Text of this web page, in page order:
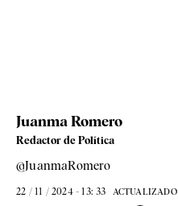
Juanma Romero
Redactor de Política
@JuanmaRomero
22 / 11 / 2024 - 13: 33 ACTUALIZADO